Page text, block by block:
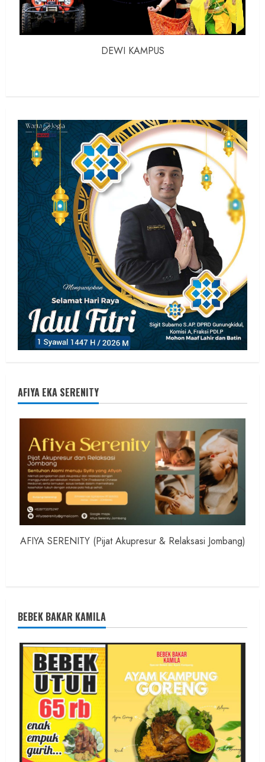
DEWI KAMPUS
AFIYA EKA SERENITY
AFIYA SERENITY (Pijat Akupresur & Relaksasi Jombang)
BEBEK BAKAR KAMILA